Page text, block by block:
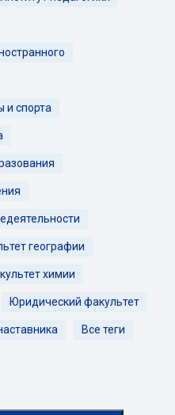
и спорта
географии
химии
Юридический факультет
Все теги